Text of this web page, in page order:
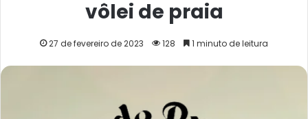
vôlei de praia
27 de fevereiro de 2023 128 1 minuto de leitura